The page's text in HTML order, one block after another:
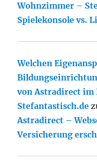
Wohnzimmer –
Spielekonsole vs.
Welchen
von Astradirect im
Stefantastisch.de
Astradirect –
Versicherung